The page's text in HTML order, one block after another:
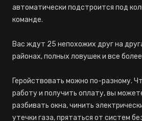
автоматически подстроится под
команде.
Вас ждут 25 непохожих друг на
районах, полных ловушек и все
Геройствовать можно по-разному.
работу и получить оплату, вы
разбивать окна, чинить
утечки газа, прятаться от систем